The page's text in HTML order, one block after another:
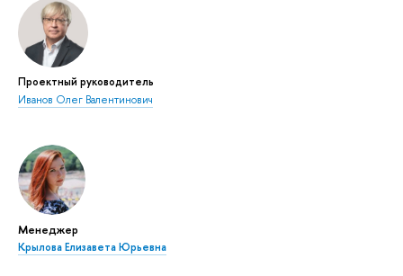
Проектный руководитель
Иванов Олег Валентинович
Менеджер
Крылова Елизавета Юрьевна